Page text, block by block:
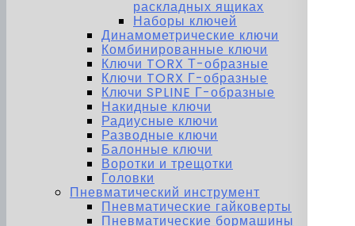
раскладных ящиках
Наборы ключей
Динамометрические ключи
Комбинированные ключи
Ключи TORX Т-образные
Ключи TORX Г-образные
Ключи SPLINE Г-образные
Накидные ключи
Радиусные ключи
Разводные ключи
Балонные ключи
Воротки и трещотки
Головки
Пневматический инструмент
Пневматические гайковерты
Пневматические бормашины